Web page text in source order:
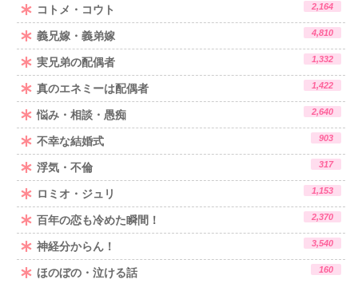
コトメ・コウト 2,164
義兄嫁・義弟嫁 4,810
実兄弟の配偶者 1,332
真のエネミーは配偶者 1,422
悩み・相談・愚痴 2,640
不幸な結婚式 903
浮気・不倫 317
ロミオ・ジュリ 1,153
百年の恋も冷めた瞬間！ 2,370
神経分からん！ 3,540
ほのぼの・泣ける話 160